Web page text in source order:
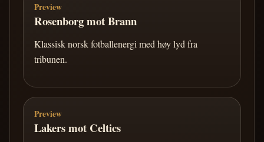
Preview
Rosenborg mot Brann
Klassisk norsk fotballenergi med høy lyd fra
tribunen.
Preview
Lakers mot Celtics